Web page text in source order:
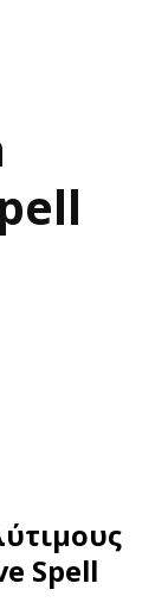
Spell